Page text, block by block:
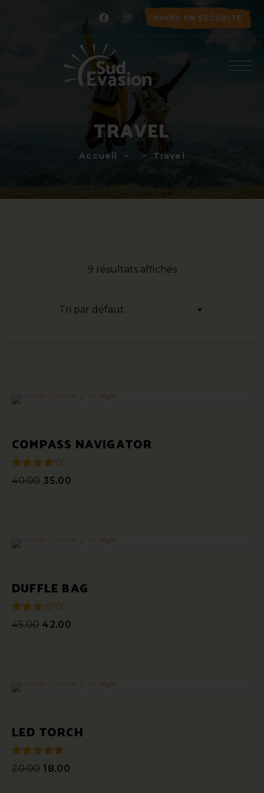
PAYER EN SÉCURITÉ
TRAVEL
Accueil Travel
9 résultats affichés
Tri par défaut
COMPASS NAVIGATOR
sur 5
40.00 35.00
DUFFLE BAG
sur 5
45.00 42.00
LED TORCH
sur 5
20.00 18.00